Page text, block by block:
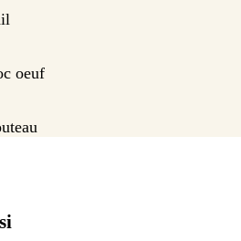
oeuf